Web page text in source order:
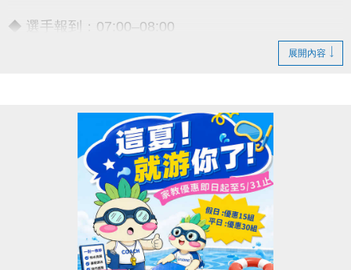
◆ 選手報到：07:00–08:00
◆ 第一名｜5,000元
◆ 第二名｜3,000元
◆ 第三名｜2,000元
◆ 報名截止｜即日起至 6/12（五）21:30止
◆ 報名方式：1F 櫃台臨櫃報名
展開內容